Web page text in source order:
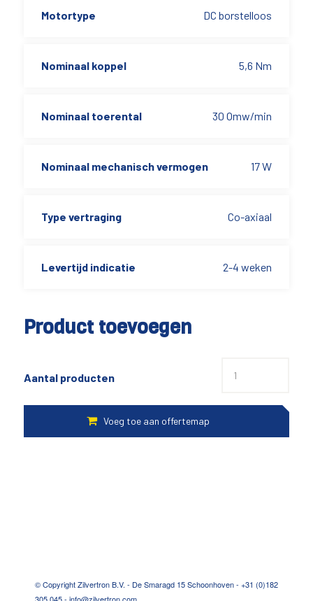
Product toevoegen
Aantal producten
Motortype DC borstelloos
Nominaal koppel 5,6 Nm
Nominaal toerental 30 Omw/min
Nominaal mechanisch vermogen 17 W
Type vertraging Co-axiaal
Levertijd indicatie 2-4 weken
© Copyright Zilvertron B.V. - De Smaragd 15 Schoonhoven - +31 (0)182